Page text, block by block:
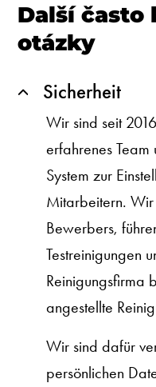
Další často
otázky
Sicherheit
Wir sind seit
erfahrenes
System zur
Mitarbeitern.
Bewerbers,
Testreinigungen
Reinigungsfirma
angestellte
Wir sind dafür
persönlichen